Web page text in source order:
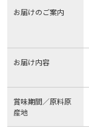
お届けのご案内
お届け内容
賞味期間／原料原
産地